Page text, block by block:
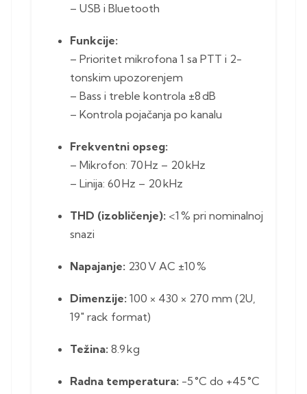
– USB i Bluetooth
Funkcije:
– Prioritet mikrofona 1 sa PTT i 2-
tonskim upozorenjem
– Bass i treble kontrola ±8 dB
– Kontrola pojačanja po kanalu
Frekventni opseg:
– Mikrofon: 70 Hz – 20 kHz
– Linija: 60 Hz – 20 kHz
THD (izobličenje): <1 % pri nominalnoj
snazi
Napajanje: 230 V AC ±10 %
Dimenzije: 100 × 430 × 270 mm (2U,
19″ rack format)
Težina: 8.9 kg
Radna temperatura: -5 °C do +45 °C